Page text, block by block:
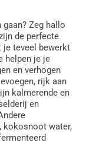
Zeg hallo
de perfecte
je teveel bewerkt
helpen je je
en verhogen
rijk aan
kalmerende en
en
kokosnoot water,